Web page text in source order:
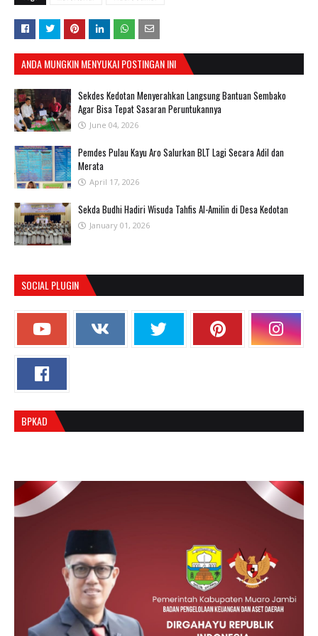
ANDA MUNGKIN MENYUKAI POSTINGAN INI
Sekdes Kedotan Menyerahkan Langsung Bantuan Sembako
Agar Bisa Tepat Sasaran Peruntukannya
June 04, 2026
Pemdes Pulau Kayu Aro Salurkan BLT Lagi Secara Adil dan
Merata
April 17, 2026
Sekda Budhi Hadiri Wisuda Tahfis Al-Amilin di Desa Kedotan
January 01, 2026
SOCIAL PLUGIN
BPKAD